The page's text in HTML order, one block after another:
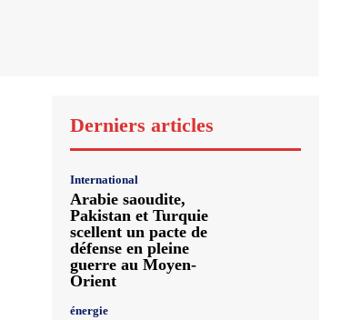
Derniers articles
International
Arabie saoudite,
Pakistan et Turquie
scellent un pacte de
défense en pleine
guerre au Moyen-
Orient
énergie